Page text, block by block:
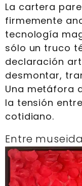
La cartera
firmemente
tecnología
sólo un truco
declaración
desmontar,
Una metáfora
la tensión
cotidiano.
Entre